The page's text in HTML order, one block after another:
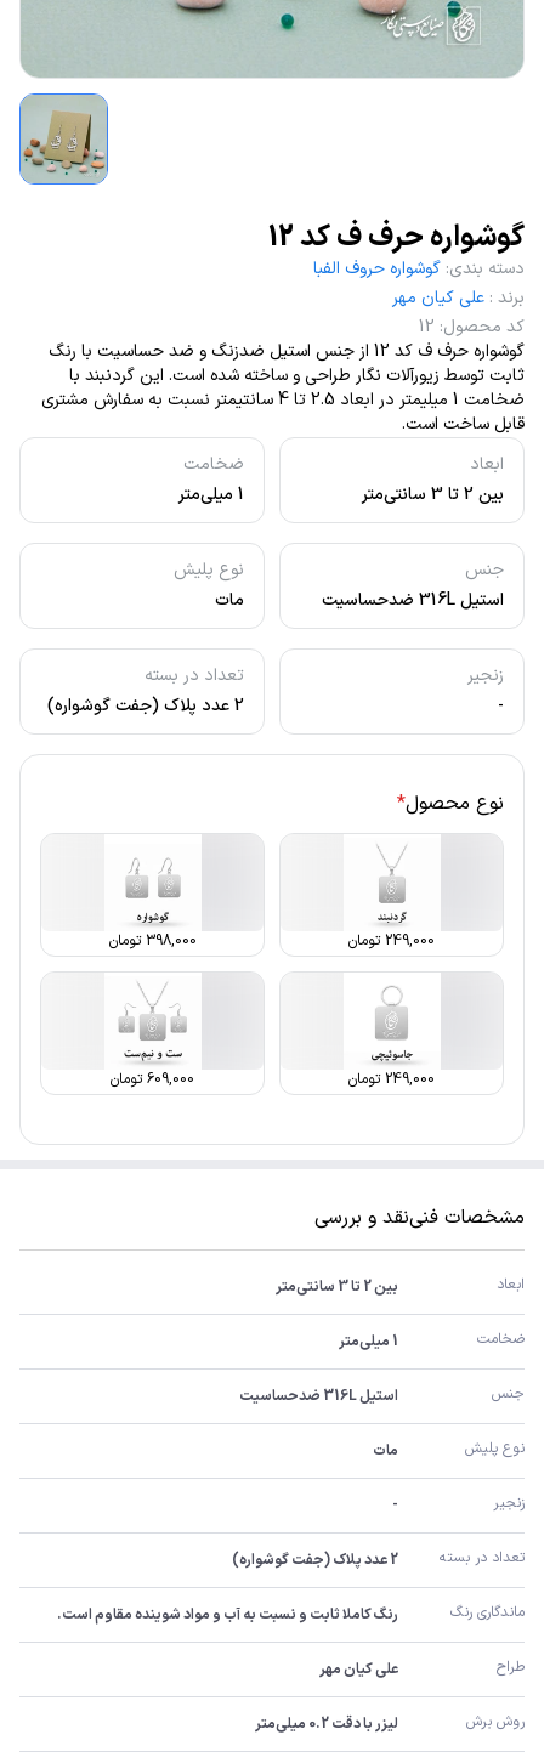
گوشواره حرف ف کد 12
ابعاد
بین 2 تا 3 سانتی‌متر
ضخامت
1 میلی‌متر
جنس
استیل 316L ضدحساسیت
نوع پلیش
مات
زنجیر
-
تعداد در بسته
2 عدد پلاک (جفت گوشواره)
دسته بندی: گوشواره حروف الفبا
برند : علی کیان مهر
کد محصول:
12
گوشواره حرف ف کد 12 از جنس استیل ضدزنگ و ضد حساسیت با رنگ
ثابت توسط زیورآلات نگار طراحی و ساخته شده است. این گردنبند با
ضخامت 1 میلیمتر در ابعاد 2.5 تا 4 سانتیمتر نسبت به سفارش مشتری
قابل ساخت است.
نوع محصول*
249,000 تومان 398,000 تومان
249,000 تومان 609,000تومان
مشخصات فنینقد و بررسی
ابعاد بین 2 تا 3 سانتی‌متر
ضخامت 1 میلی‌متر
جنس استیل 316L ضدحساسیت
نوع پلیش مات
زنجیر -
تعداد در بسته 2 عدد پلاک (جفت گوشواره)
ماندگاری رنگ رنگ کاملا ثابت و نسبت به آب و مواد شوینده مقاوم است.
طراح علی کیان مهر
روش برش لیزر با دقت 0.2 میلی‌متر